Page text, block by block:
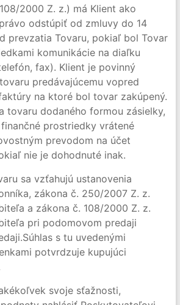
2000 Z. z.) má Klient ako
odstúpiť od zmluvy do 14
prevzatia Tovaru, pokiaľ bol Tovar
komunikácie na diaľku
fax). Klient je povinný
predávajúcemu vopred
na ktoré bol tovar zakúpený.
tovaru dodaného formou zásielky,
prostriedky vrátené
prevodom na účet
nie je dohodnuté inak.
sa vzťahujú ustanovenia
zákona č. 250/2007 Z. z.
a zákona č. 108/2000 Z. z.
pri podomovom predaji
s tu uvedenými
potvrdzuje kupujúci
svoje sťažnosti,